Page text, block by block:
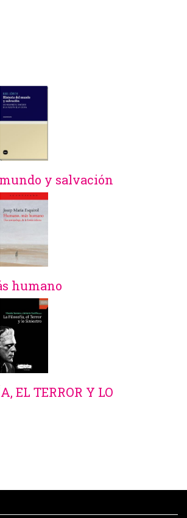
y salvación
humano
EL TERROR Y LO